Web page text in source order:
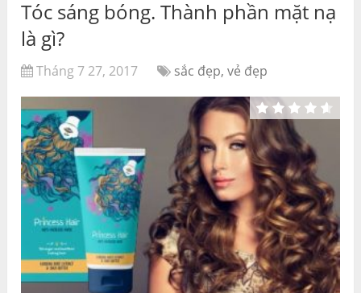
Tóc sáng bóng. Thành phần mặt nạ
là gì?
Tháng 7 27, 2017 sắc đẹp, vẻ đẹp